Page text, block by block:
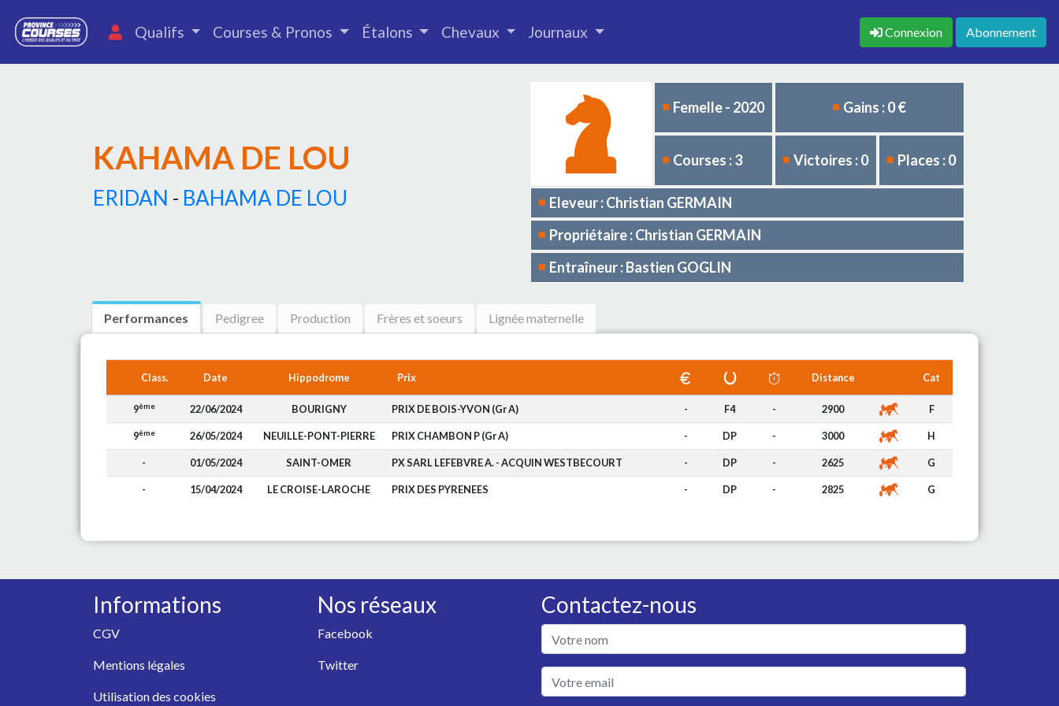
Qualifs Courses & Pronos Étalons Chevaux Journaux Connexion Abonnement
KAHAMA DE LOU
ERIDAN - BAHAMA DE LOU
Femelle - 2020 Gains : 0 €
Courses : 3 Victoires : 0 Places : 0
Eleveur : Christian GERMAIN
Propriétaire : Christian GERMAIN
Entraîneur : Bastien GOGLIN
Performances Pedigree Production Frères et soeurs Lignée maternelle
Class. Date Hippodrome Prix Distance Cat
9ème 22/06/2024 BOURIGNY PRIX DE BOIS-YVON (Gr A) - F4 - 2900 F
9ème 26/05/2024 NEUILLE-PONT-PIERRE PRIX CHAMBON P (Gr A) - DP - 3000 H
- 01/05/2024 SAINT-OMER PX SARL LEFEBVRE A. - ACQUIN WESTBECOURT - DP - 2625 G
- 15/04/2024 LE CROISE-LAROCHE PRIX DES PYRENEES - DP - 2825 G
Informations
CGV
Mentions légales
Utilisation des cookies
Nos réseaux
Facebook
Twitter
Contactez-nous